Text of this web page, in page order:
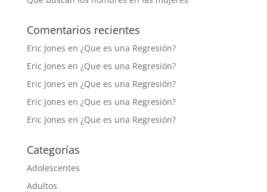
Comentarios recientes
Eric Jones en ¿Que es una Regresión?
Eric Jones en ¿Que es una Regresión?
Eric Jones en ¿Que es una Regresión?
Eric Jones en ¿Que es una Regresión?
Eric Jones en ¿Que es una Regresión?
Categorías
Adolescentes
Adultos